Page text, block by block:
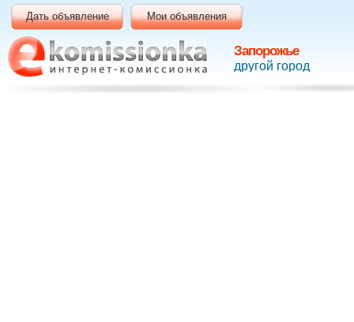
Запорожье
другой город
Дать объявление Мои объявления